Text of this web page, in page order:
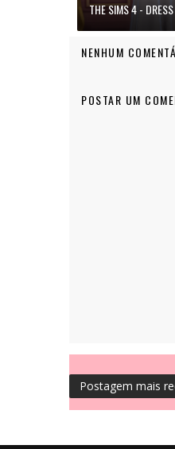
THE SIMS 4 -
NENHUM
POSTAR UM
Postagem mais